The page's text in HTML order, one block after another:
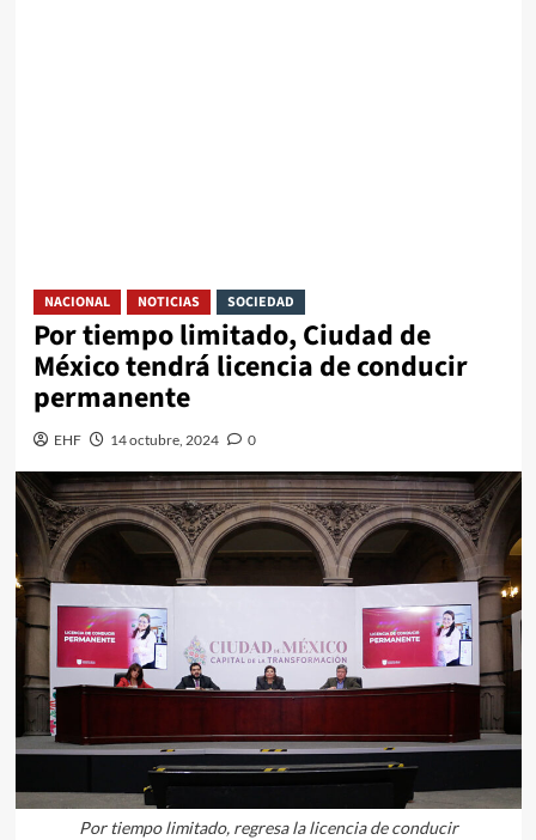
NACIONAL NOTICIAS SOCIEDAD
Por tiempo limitado, Ciudad de
México tendrá licencia de conducir
permanente
EHF 14 octubre, 2024 0
Por tiempo limitado, regresa la licencia de conducir